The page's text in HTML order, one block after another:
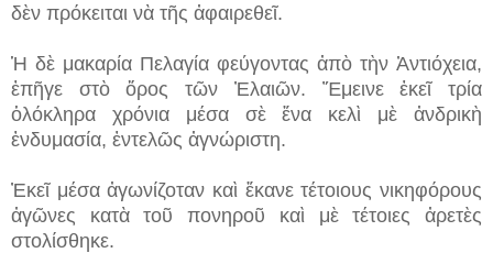
δὲν πρόκειται νὰ τῆς ἀφαιρεθεῖ.
Ἡ δὲ μακαρία Πελαγία φεύγοντας ἀπὸ τὴν Ἀντιόχεια,
ἐπῆγε στὸ ὅρος τῶν Ἐλαιῶν. Ἔμεινε ἐκεῖ τρία
ὁλόκληρα χρόνια μέσα σὲ ἕνα κελὶ μὲ ἀνδρικὴ
ἐνδυμασία, ἐντελῶς ἀγνώριστη.
Ἐκεῖ μέσα ἀγωνίζοταν καὶ ἔκανε τέτοιους νικηφόρους
ἀγῶνες κατὰ τοῦ πονηροῦ καὶ μὲ τέτοιες ἀρετὲς
στολίσθηκε.